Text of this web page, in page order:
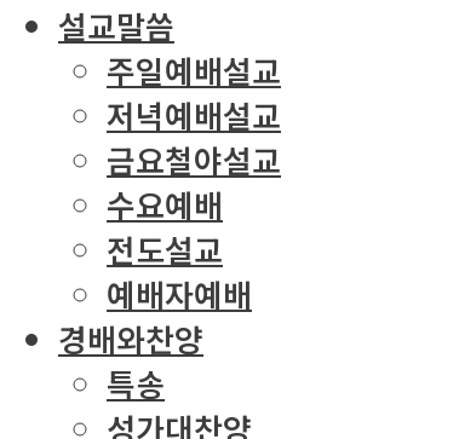
설교말씀
주일예배설교
저녁예배설교
금요철야설교
수요예배
전도설교
예배자예배
경배와찬양
특송
성가대찬양